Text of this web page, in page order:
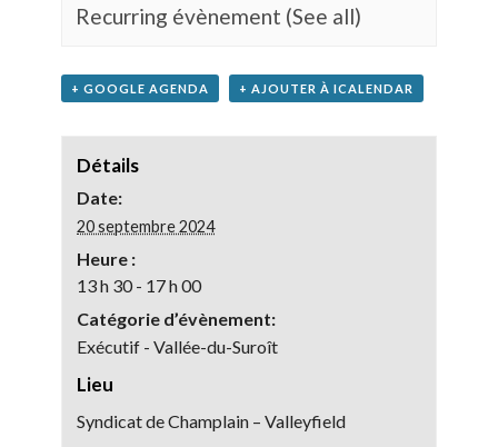
Recurring évènement (See all)
+ GOOGLE AGENDA + AJOUTER À ICALENDAR
Détails
Date:
20 septembre 2024
Heure :
13 h 30 - 17 h 00
Catégorie d’évènement:
Exécutif - Vallée-du-Suroît
Lieu
Syndicat de Champlain – Valleyfield